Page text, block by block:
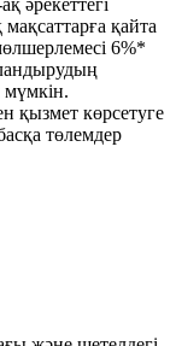
қайта
6%*
қызмет көрсетуге
төлемдер